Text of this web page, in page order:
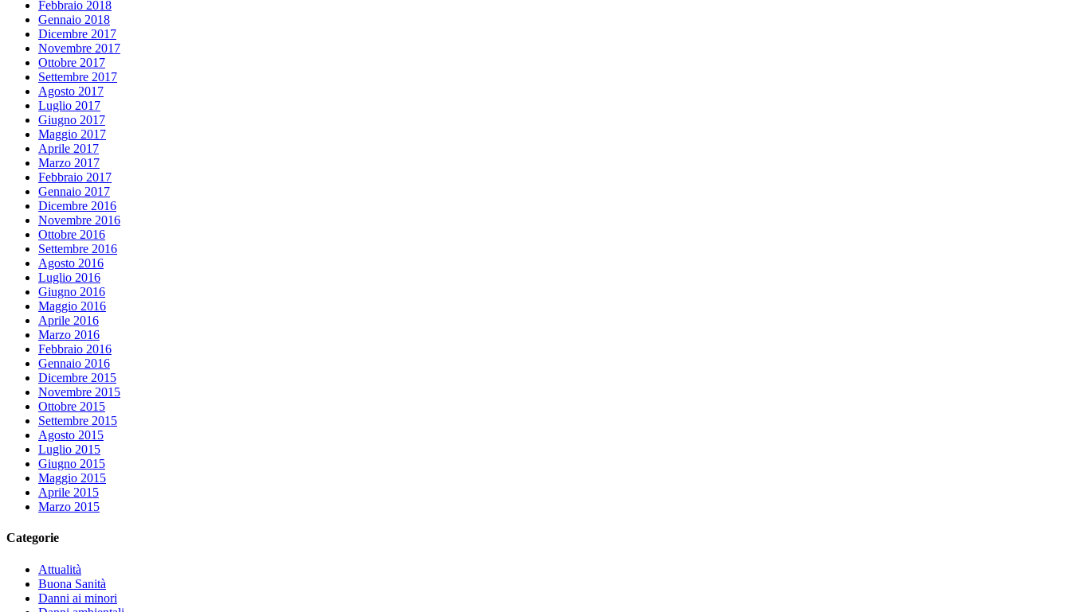
Febbraio 2018
Gennaio 2018
Dicembre 2017
Novembre 2017
Ottobre 2017
Settembre 2017
Agosto 2017
Luglio 2017
Giugno 2017
Maggio 2017
Aprile 2017
Marzo 2017
Febbraio 2017
Gennaio 2017
Dicembre 2016
Novembre 2016
Ottobre 2016
Settembre 2016
Agosto 2016
Luglio 2016
Giugno 2016
Maggio 2016
Aprile 2016
Marzo 2016
Febbraio 2016
Gennaio 2016
Dicembre 2015
Novembre 2015
Ottobre 2015
Settembre 2015
Agosto 2015
Luglio 2015
Giugno 2015
Maggio 2015
Aprile 2015
Marzo 2015
Categorie
Attualità
Buona Sanità
Danni ai minori